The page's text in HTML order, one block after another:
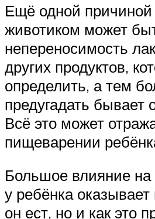
Ещё одной
животиком может
непереносимость
других продуктов,
определить, а тем
предугадать бывает
Всё это может
пищеварении
Большое влияние
у ребёнка оказывает
он ест, но и как это